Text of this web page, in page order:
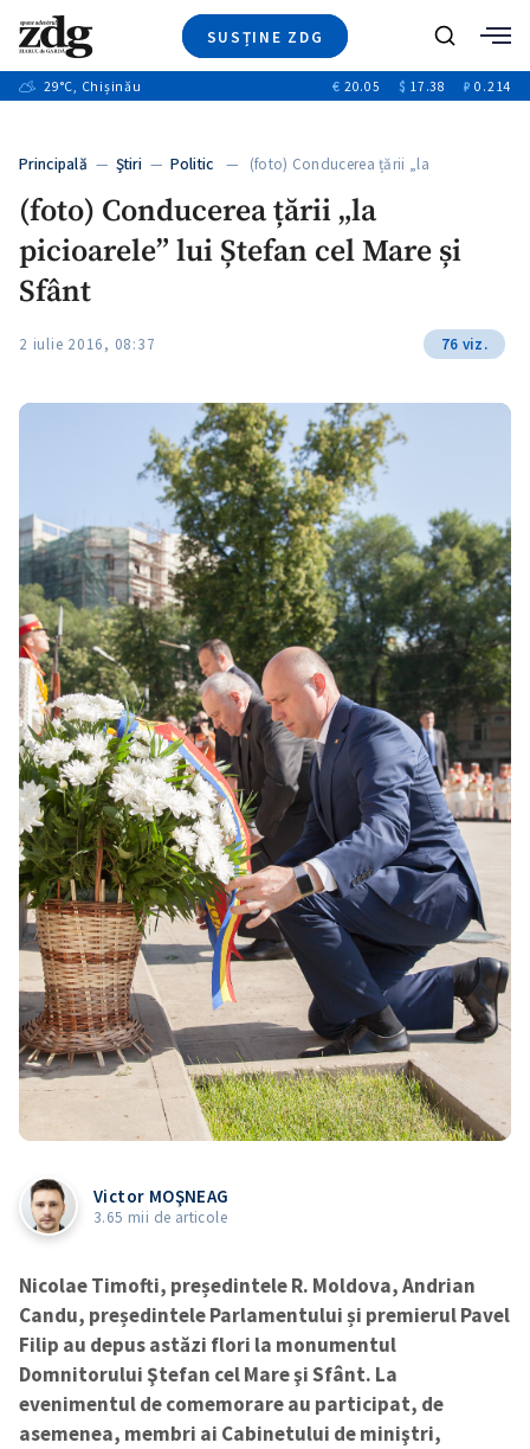
SUSȚINE ZDG
Ştiri
+11
Special
Blog
Caută
29°C, Chișinău € 20.05 $ 17.38 ₽ 0.214
Principală — Ştiri — Politic — (foto) Conducerea țării „la
(foto) Conducerea țării „la
picioarele” lui Ștefan cel Mare și
Sfânt
2 iulie 2016, 08:37 76 viz.
Victor MOŞNEAG
3.65 mii de articole
Nicolae Timofti, președintele R. Moldova, Andrian
Candu, președintele Parlamentului și premierul Pavel
Filip au depus astăzi flori la monumentul
Domnitorului Ştefan cel Mare şi Sfânt. La
evenimentul de comemorare au participat, de
asemenea, membri ai Cabinetului de miniştri,